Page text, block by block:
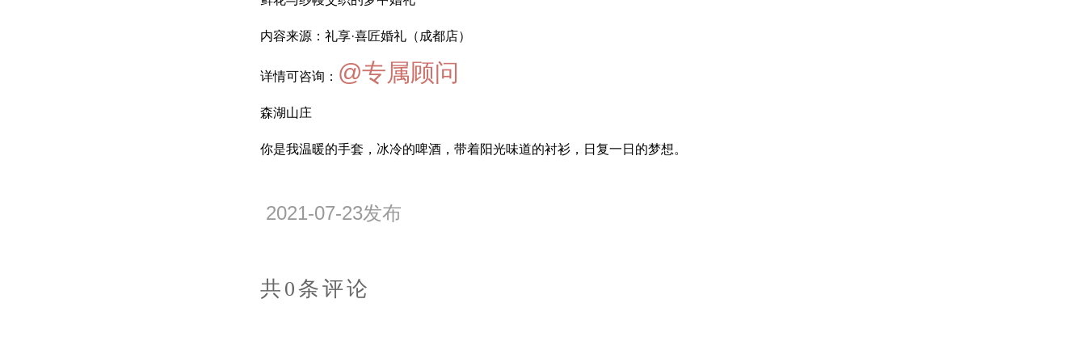
内容来源：礼享·喜匠婚礼（成都店）
详情可咨询： @专属顾问
森湖山庄
你是我温暖的手套，冰冷的啤酒，带着阳光味道的衬衫，日复一日的梦想。
2021-07-23发布
共0条评论